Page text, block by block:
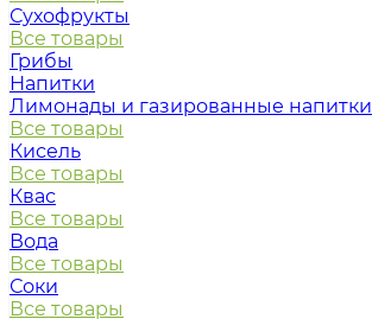
Сухофрукты
Все товары
Грибы
Напитки
Лимонады и газированные напитки
Все товары
Кисель
Все товары
Квас
Все товары
Вода
Все товары
Соки
Все товары